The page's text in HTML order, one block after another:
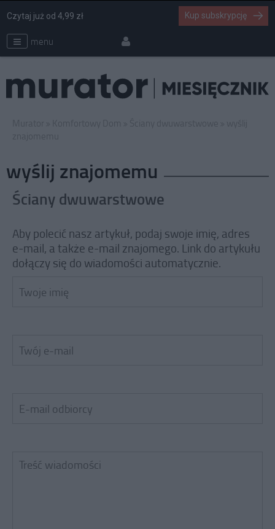
menu
Czytaj już od 4,99 zł Kup subskrypcję
wyślij znajomemu
Ściany dwuwarstwowe
Aby polecić nasz artykuł, podaj swoje imię, adres
e-mail, a także e-mail znajomego. Link do artykułu
dołączy się do wiadomości automatycznie.